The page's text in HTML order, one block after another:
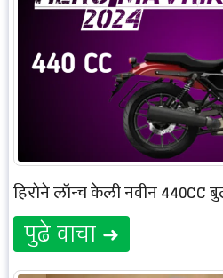
हिरोने लॉन्च केली नवीन
पुढे वाचा ➜